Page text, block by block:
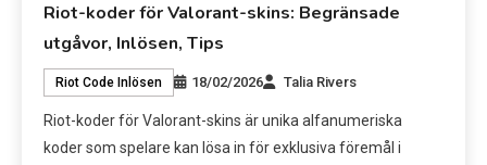
Riot-koder för Valorant-skins: Begränsade
utgåvor, Inlösen, Tips
Riot Code Inlösen 18/02/2026 Talia Rivers
Riot-koder för Valorant-skins är unika alfanumeriska
koder som spelare kan lösa in för exklusiva föremål i